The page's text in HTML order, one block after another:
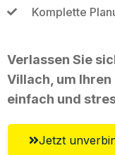
Komplette
Verlassen Sie
Villach, um
einfach und
Jetzt